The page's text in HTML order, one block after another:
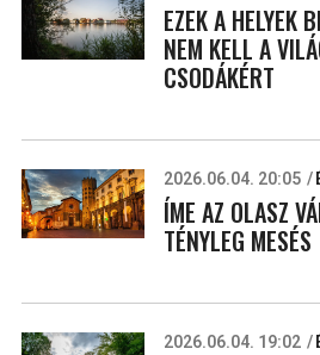
EZEK A HELYEK
NEM KELL A
CSODÁKÉRT
2026.06.04. 20:05
ÍME AZ OLASZ
TÉNYLEG MESÉS
2026.06.04. 19:02